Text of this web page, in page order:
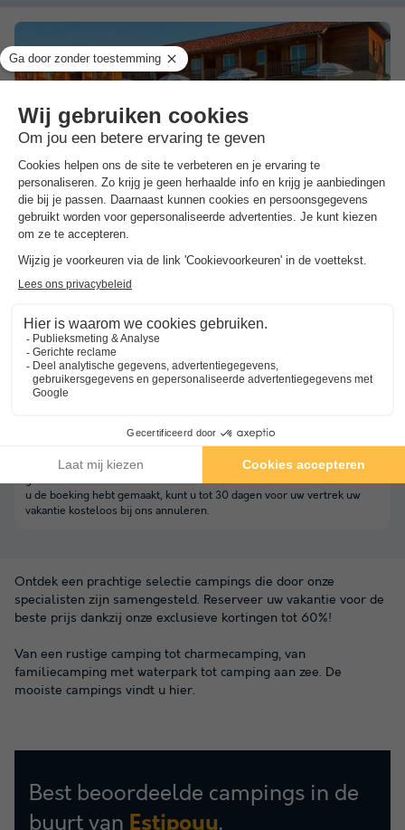
Midi-pyrénées,Eauze (44,2 km van Estipouy)
Kaart
Uitzonderlijke locatie aan de golfbaan
Kalmte en sereniteit
Toon prijzen
Gratis annuleren bij Campings.com
Campings.com biedt u de zekerheid van gratis annuleren. Zo is het
geen enkel risico om toch die mooie vakantie te kunnen boeken! Nadat
u de boeking hebt gemaakt, kunt u tot 30 dagen voor uw vertrek uw
vakantie kosteloos bij ons annuleren.
Ontdek een prachtige selectie campings die door onze
specialisten zijn samengesteld. Reserveer uw vakantie voor de
beste prijs dankzij onze exclusieve kortingen tot 60%!
Van een rustige camping tot charmecamping, van
familiecamping met waterpark tot camping aan zee. De
mooiste campings vindt u hier.
Best beoordeelde campings in de
buurt van Estipouy.